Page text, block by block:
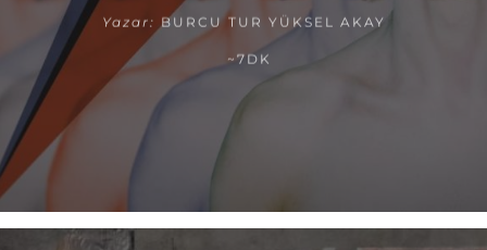
Yazar: BURCU TUR YÜKSEL AKAY
~7DK